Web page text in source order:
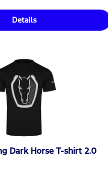
Details
Dark Horse T-shirt 2.0